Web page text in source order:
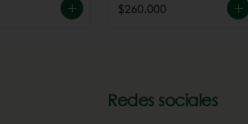
$260.000
Redes sociales